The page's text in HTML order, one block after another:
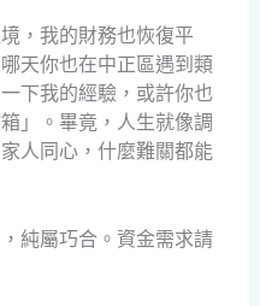
，我的財務也恢復平
天你也在中正區遇到類
下我的經驗，或許你也
」。畢竟，人生就像調
人同心，什麼難關都能
純屬巧合。資金需求請